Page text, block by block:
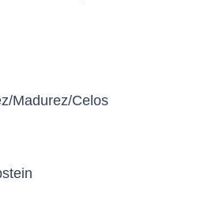
Madurez/Celos